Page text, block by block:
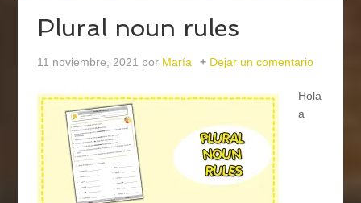
Plural noun rules
11 noviembre, 2021 por María Dejar un comentario
Hola
a